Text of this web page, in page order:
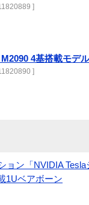
]
4基搭載モデル
]
ン「NVIDIA Tesla
1Uベアボーン